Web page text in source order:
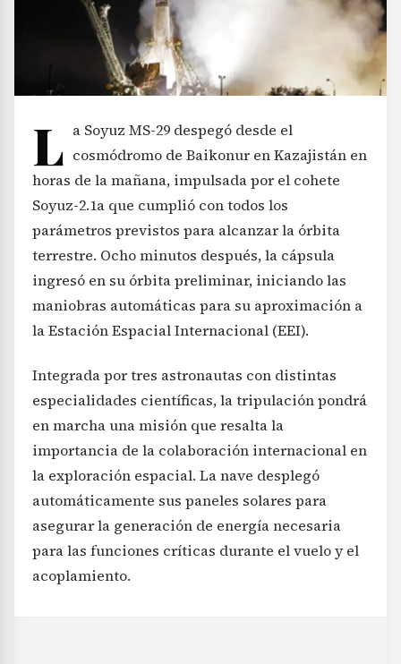
L a Soyuz MS-29 despegó desde el
cosmódromo de Baikonur en Kazajistán en
horas de la mañana, impulsada por el cohete
Soyuz-2.1a que cumplió con todos los
parámetros previstos para alcanzar la órbita
terrestre. Ocho minutos después, la cápsula
ingresó en su órbita preliminar, iniciando las
maniobras automáticas para su aproximación a
la Estación Espacial Internacional (EEI).
Integrada por tres astronautas con distintas
especialidades científicas, la tripulación pondrá
en marcha una misión que resalta la
importancia de la colaboración internacional en
la exploración espacial. La nave desplegó
automáticamente sus paneles solares para
asegurar la generación de energía necesaria
para las funciones críticas durante el vuelo y el
acoplamiento.